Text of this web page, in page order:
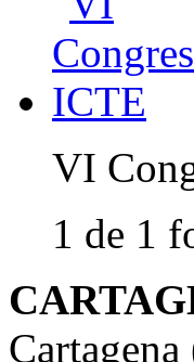
VI
1 de 1